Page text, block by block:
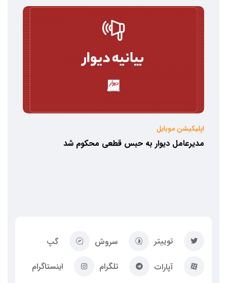
اپلیکیشن موبایل
مدیرعامل دیوار به حبس قطعی محکوم شد
توییتر سروش
گپ
آپارات
تلگرام اینستاگرام